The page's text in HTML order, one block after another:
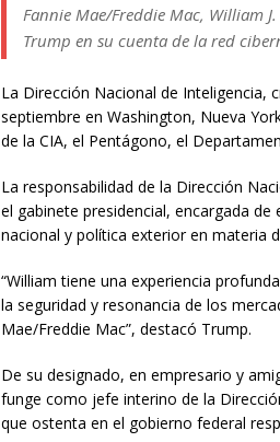
Fannie Mae/Freddie Mac, William
Trump en su cuenta de la red
La Dirección Nacional de Inteligencia,
septiembre en Washington, Nueva
de la CIA, el Pentágono, el
La responsabilidad de la Dirección
el gabinete presidencial, encargada
nacional y política exterior en materia
“William tiene una experiencia
la seguridad y resonancia de los
Mae/Freddie Mac”, destacó Trump.
De su designado, en empresario y
funge como jefe interino de la
que ostenta en el gobierno federal